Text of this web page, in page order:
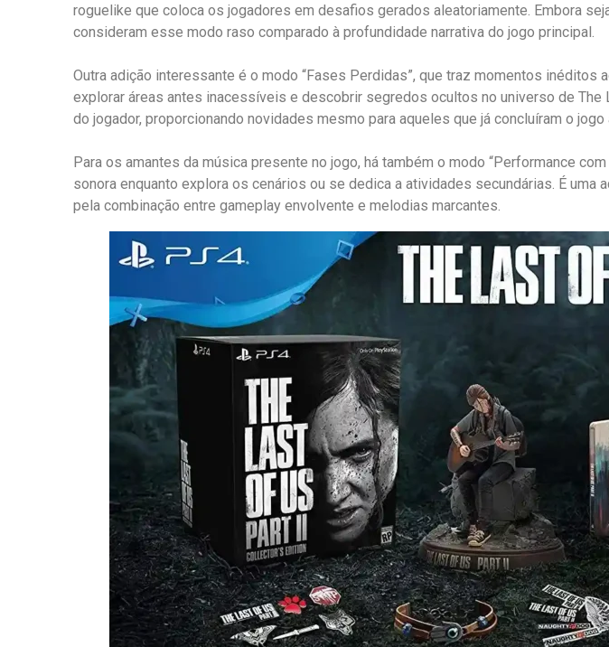
roguelike que coloca os jogadores em desafios gerados aleatoriamente. Embora
consideram esse modo raso comparado à profundidade narrativa do jogo principal.
Outra adição interessante é o modo “Fases Perdidas”, que traz momentos
explorar áreas antes inacessíveis e descobrir segredos ocultos no universo de
do jogador, proporcionando novidades mesmo para aqueles que já concluíram o jogo
Para os amantes da música presente no jogo, há também o modo “Performance
sonora enquanto explora os cenários ou se dedica a atividades secundárias. É
pela combinação entre gameplay envolvente e melodias marcantes.